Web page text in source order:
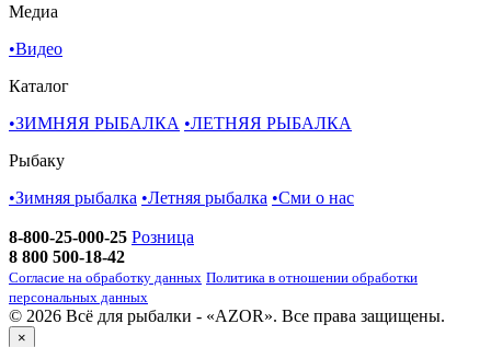
Медиа
•Видео
Каталог
•ЗИМНЯЯ РЫБАЛКА •ЛЕТНЯЯ РЫБАЛКА
Рыбаку
•Зимняя рыбалка •Летняя рыбалка •Cми о нас
8-800-25-000-25 Розница
8 800 500-18-42
Согласие на обработку данных Политика в отношении обработки
персональных данных
© 2026 Всё для рыбалки - «AZOR». Все права защищены.
×